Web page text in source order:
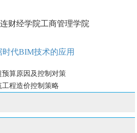
财经学院工商管理学院
代BIM技术的应用
算原因及控制对策
程造价控制策略